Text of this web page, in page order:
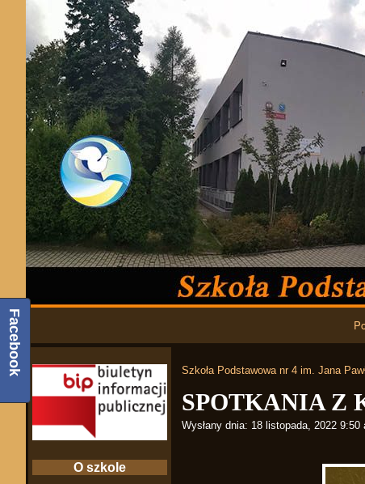
Szkoła Podstawowa nr 4 im. Jana
SPOTKANIA Z
Wysłany dnia: 18 listopada, 2022 9:50
O szkole
Facebook